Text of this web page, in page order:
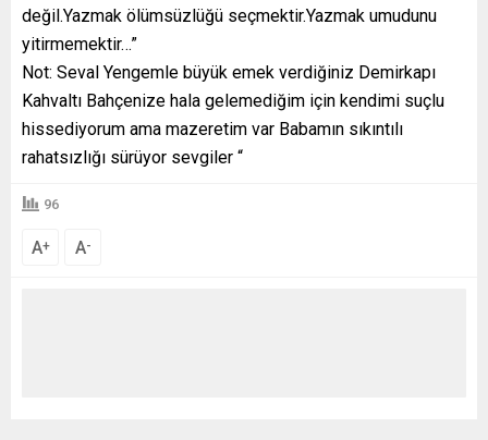
değil.Yazmak ölümsüzlüğü seçmektir.Yazmak umudunu
yitirmemektir…”
Not: Seval Yengemle büyük emek verdiğiniz Demirkapı
Kahvaltı Bahçenize hala gelemediğim için kendimi suçlu
hissediyorum ama mazeretim var Babamın sıkıntılı
rahatsızlığı sürüyor sevgiler “
96
A+ A-